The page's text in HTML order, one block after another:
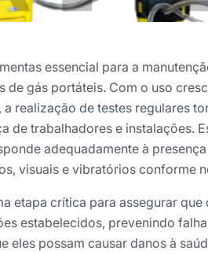
essencial para a
gás portáteis. Com o uso
realização de testes regulares
de trabalhadores e instalações.
adequadamente à
visuais e vibratórios conforme
etapa crítica para assegurar que
estabelecidos, prevenindo
eles possam causar danos à